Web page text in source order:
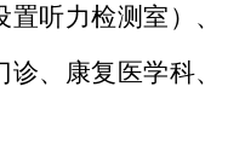
听力检测室）、
、康复医学科、